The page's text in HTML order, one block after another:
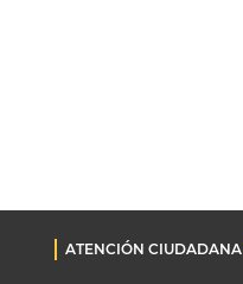
ATENCIÓN CIUDADANA